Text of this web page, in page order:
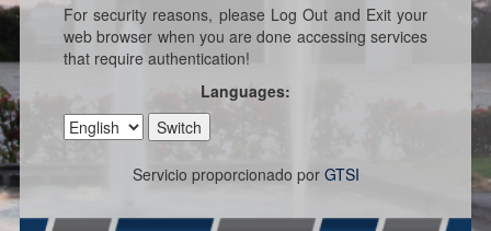
For security reasons, please Log Out and Exit your
web browser when you are done accessing services
that require authentication!
Languages:
Servicio proporcionado por GTSI